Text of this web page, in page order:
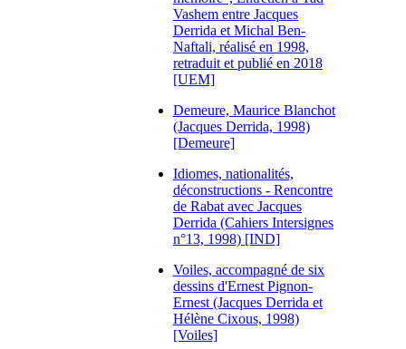
Vashem entre Jacques
Derrida et Michal Ben-
Naftali, réalisé en 1998,
retraduit et publié en 2018
[UEM]
Demeure, Maurice Blanchot
(Jacques Derrida, 1998)
[Demeure]
Idiomes, nationalités,
déconstructions - Rencontre
de Rabat avec Jacques
Derrida (Cahiers Intersignes
n°13, 1998) [IND]
Voiles, accompagné de six
dessins d'Ernest Pignon-
Ernest (Jacques Derrida et
Hélène Cixous, 1998)
[Voiles]